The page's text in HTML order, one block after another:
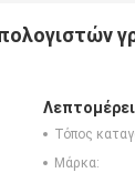
Τόπος
Μάρκα: